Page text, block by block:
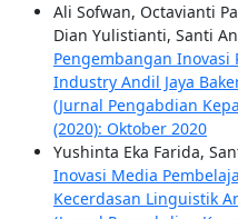
Ali Sofwan, Octavianti
Dian Yulistianti, Santi
Pengembangan Inovasi
Industry Andil Jaya
(Jurnal Pengabdian
(2020): Oktober 2020
Yushinta Eka Farida,
Inovasi Media
Kecerdasan Linguistik